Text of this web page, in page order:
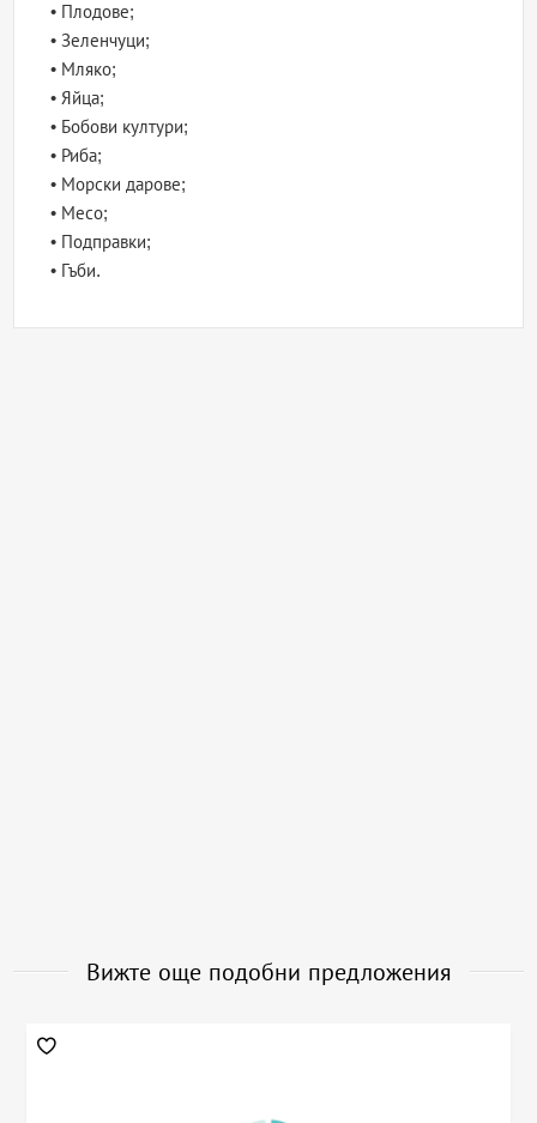
• Плодове;
• Зеленчуци;
• Мляко;
• Яйца;
• Бобови култури;
• Риба;
• Морски дарове;
• Месо;
• Подправки;
• Гъби.
Вижте още подобни предложения